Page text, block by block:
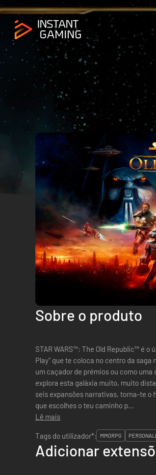
Sobre o produto
STAR WARS™: The Old Republic™ é
Play" que te coloca no centro da saga
um caçador de prémios ou como uma
explora esta galáxia muito, muito
seis expansões narrativas, torna-te o
que escolhes o teu caminho p...
Lê mais
Tags do utilizador*:
MMORPG
Adicionar